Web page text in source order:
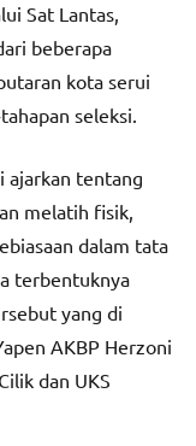
Sat Lantas,
beberapa
kota serui
seleksi.
ajarkan tentang
melatih fisik,
dalam tata
terbentuknya
yang di
AKBP Herzoni
dan UKS